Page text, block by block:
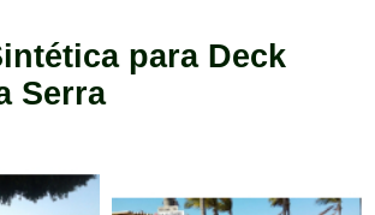
para Deck
Serra